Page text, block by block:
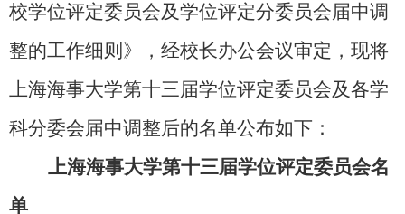
校学位评定委员会及学位评定分委员会届中调
整的工作细则》，经校长办公会议审定，现将
上海海事大学第十三届学位评定委员会及各学
科分委会届中调整后的名单公布如下：
上海海事大学第十三届学位评定委员会名
单